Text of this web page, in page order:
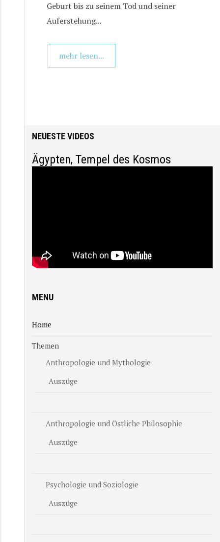
Geburt bis zu seinem Tod und seiner
Auferstehung...
mehr lesen...
NEUESTE VIDEOS
Ägypten, Tempel des Kosmos
MENU
Home
Themen
Anthropologie und Mythologie
Auszüge
Anthropologie und Östliche Philosophie
Auszüge
Psychologie und Soziologie
Auszüge